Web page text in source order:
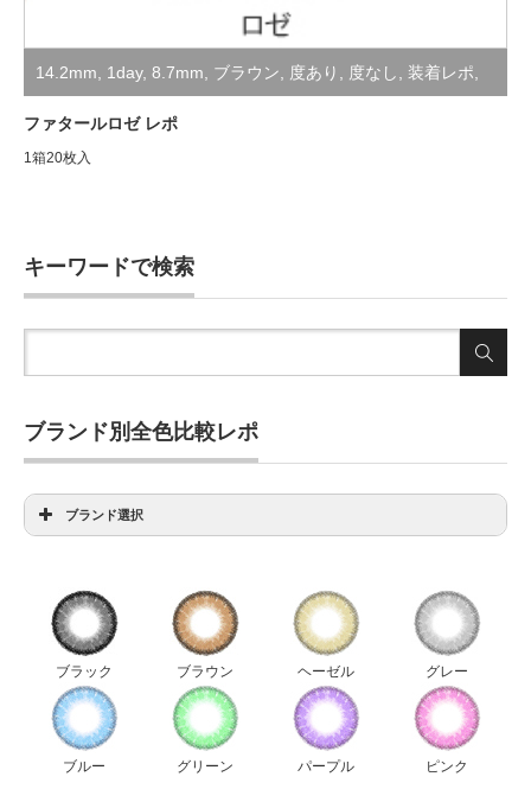
14.2mm 1day, 8.7mm ブラウン 度あり 度なし 装着レポ
非公開
ファタールロゼ レポ
1箱20枚入
キーワードで検索
ブランド別全色比較レポ
ブランド選択
ウィッチズポーチダリエクストラ全色比較
ウィッチズポーチビックスター全色比較
ウィッチズポーチマカロン全色比較
ウィッチズポーチミスカラコン全色比較
エルージュ全色比較
ブラック
ブルー
グレー
ピンク
ヘーゼル
パープル
ブラウン
グリーン